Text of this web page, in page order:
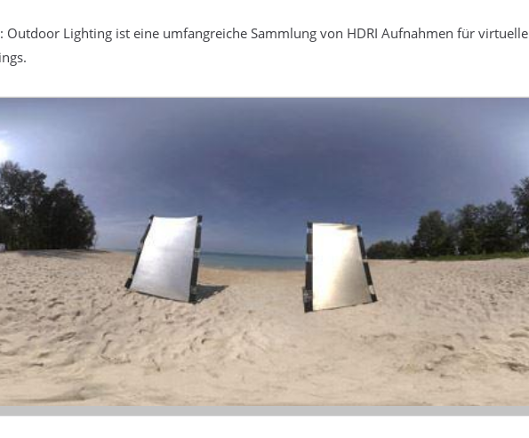
Outdoor Lighting ist eine umfangreiche Sammlung von HDRI Aufnahmen für virtuelle